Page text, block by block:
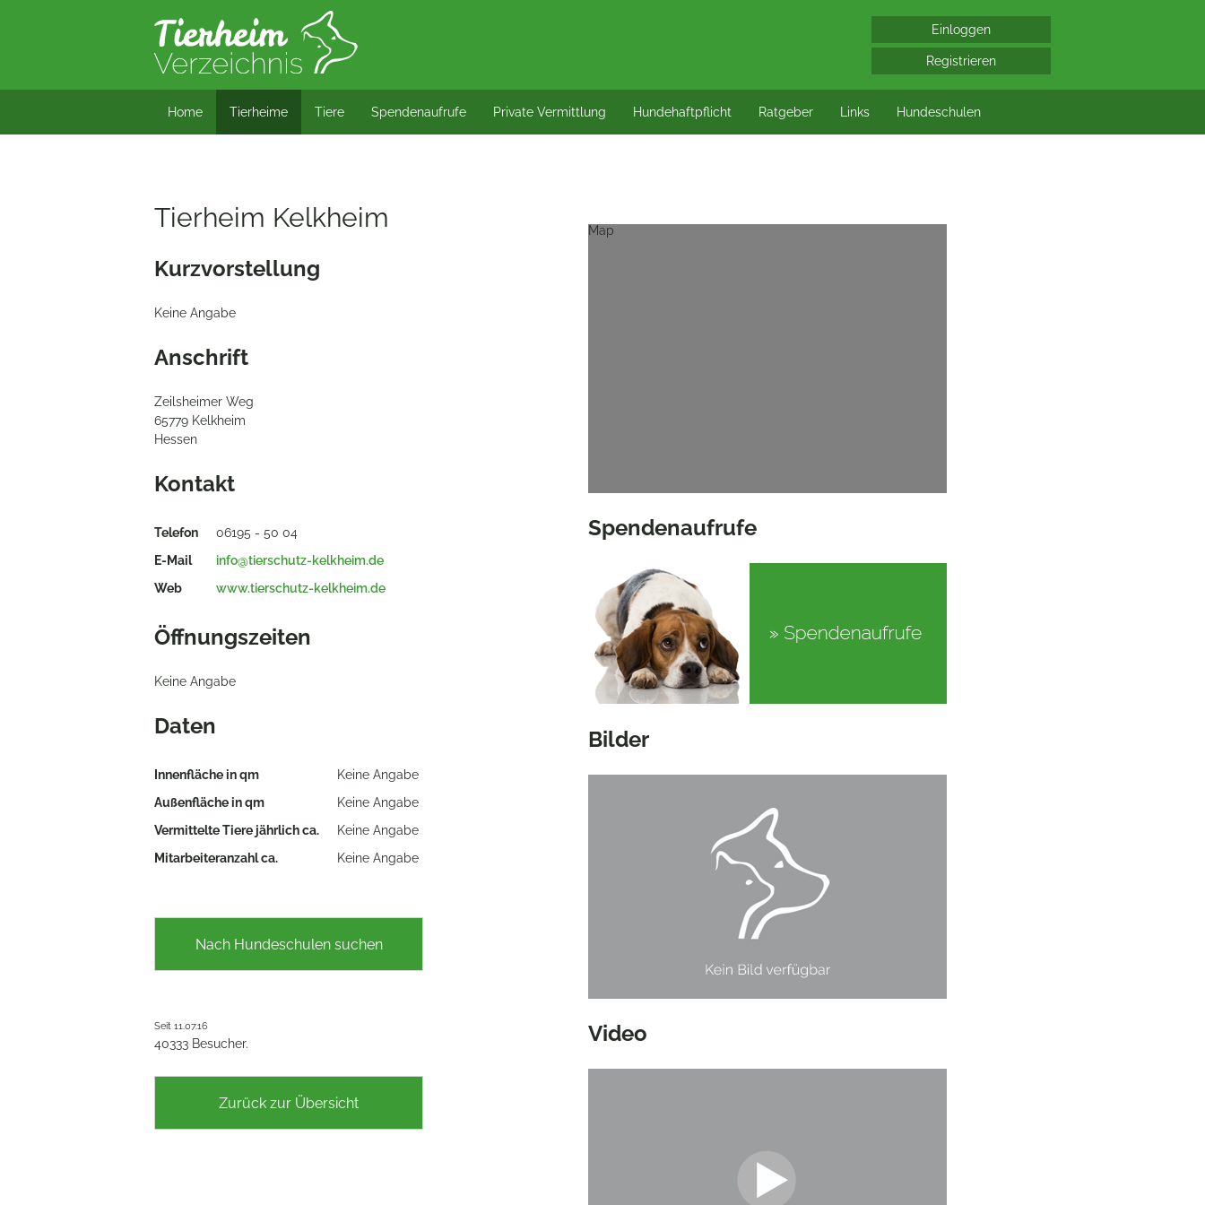
Home
Tierheime Tiere Spendenaufrufe Private Vermittlung Hundehaftpflicht Ratgeber Links Hundeschulen
Tierheim Kelkheim
Kurzvorstellung
Keine Angabe
Anschrift
Zeilsheimer Weg
65779 Kelkheim
Hessen
Kontakt
Telefon
06195 - 50 04
E-Mail
info@tierschutz-kelkheim.de
Web
www.tierschutz-kelkheim.de
Öffnungszeiten
Keine Angabe
Daten
Innenfläche in qm
Keine Angabe
Außenfläche in qm
Keine Angabe
Vermittelte Tiere jährlich ca.
Keine Angabe
Mitarbeiteranzahl ca.
Keine Angabe
Nach Hundeschulen suchen
Seit 11.07.16
40333 Besucher.
Zurück zur Übersicht
Map
Spendenaufrufe
Bilder
Video